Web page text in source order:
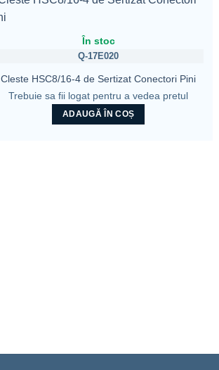
În stoc
Q-17E020
Cleste HSC8/16-4 de Sertizat Conectori Pini
Trebuie sa fii logat pentru a vedea pretul
ADAUGĂ ÎN COȘ